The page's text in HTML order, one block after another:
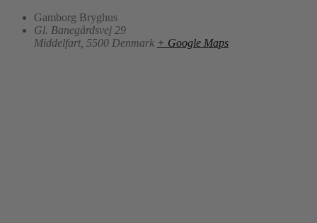
Gamborg Bryghus
Gl. Banegårdsvej 29
Middelfart, 5500 Denmark + Google Maps